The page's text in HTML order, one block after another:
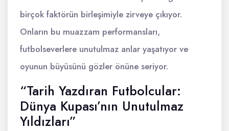
birçok faktörün birleşimiyle zirveye çıkıyor.
Onların bu muazzam performansları,
futbolseverlere unutulmaz anlar yaşatıyor ve
oyunun büyüsünü gözler önüne seriyor.
“Tarih Yazdıran Futbolcular:
Dünya Kupası’nın Unutulmaz
Yıldızları”